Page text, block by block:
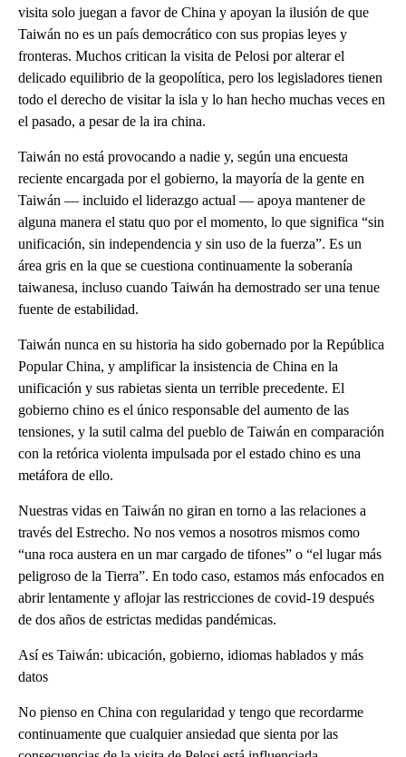
visita solo juegan a favor de China y apoyan la ilusión de que
Taiwán no es un país democrático con sus propias leyes y
fronteras. Muchos critican la visita de Pelosi por alterar el
delicado equilibrio de la geopolítica, pero los legisladores tienen
todo el derecho de visitar la isla y lo han hecho muchas veces en
el pasado, a pesar de la ira china.
Taiwán no está provocando a nadie y, según una encuesta
reciente encargada por el gobierno, la mayoría de la gente en
Taiwán — incluido el liderazgo actual — apoya mantener de
alguna manera el statu quo por el momento, lo que significa “sin
unificación, sin independencia y sin uso de la fuerza”. Es un
área gris en la que se cuestiona continuamente la soberanía
taiwanesa, incluso cuando Taiwán ha demostrado ser una tenue
fuente de estabilidad.
Taiwán nunca en su historia ha sido gobernado por la República
Popular China, y amplificar la insistencia de China en la
unificación y sus rabietas sienta un terrible precedente. El
gobierno chino es el único responsable del aumento de las
tensiones, y la sutil calma del pueblo de Taiwán en comparación
con la retórica violenta impulsada por el estado chino es una
metáfora de ello.
Nuestras vidas en Taiwán no giran en torno a las relaciones a
través del Estrecho. No nos vemos a nosotros mismos como
“una roca austera en un mar cargado de tifones” o “el lugar más
peligroso de la Tierra”. En todo caso, estamos más enfocados en
abrir lentamente y aflojar las restricciones de covid-19 después
de dos años de estrictas medidas pandémicas.
Así es Taiwán: ubicación, gobierno, idiomas hablados y más
datos
No pienso en China con regularidad y tengo que recordarme
continuamente que cualquier ansiedad que sienta por las